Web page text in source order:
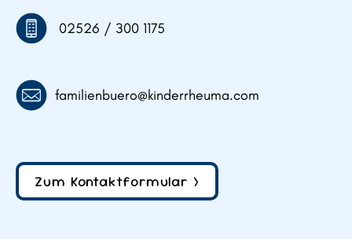
02526 / 300 1175
familienbuero@kinderrheuma.com
Zum Kontaktformular >